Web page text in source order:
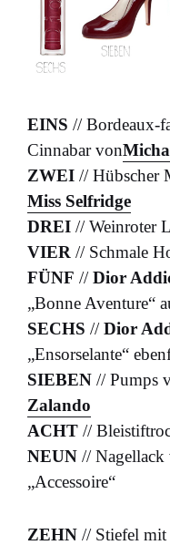
EINS // Bordeaux-
Cinnabar von
ZWEI // Hübscher
Miss Selfridge
DREI // Weinroter
VIER // Schmale
FÜNF //Dior
„Bonne Aventure“
SECHS //Dior
„Ensorselante“
SIEBEN // Pumps
Zalando
ACHT //
NEUN // Nagellack
„Accessoire“
ZEHN // Stiefel